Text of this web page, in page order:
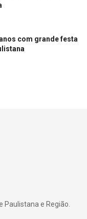
com grande festa
Paulistana e Região.